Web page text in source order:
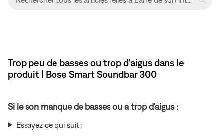
Trop peu de basses ou trop d'aigus dans le
produit | Bose Smart Soundbar 300
Si le son manque de basses ou a trop d'aigus :
Essayez ce qui suit :